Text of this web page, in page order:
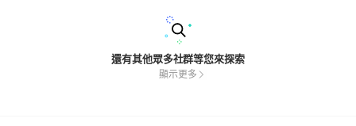
還有其他眾多社群等您來探索
顯示更多